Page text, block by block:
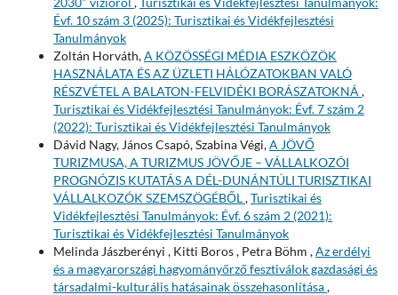
Évf. 10 szám 3 (2025): Turisztikai és Vidékfejlesztési
Tanulmányok
Zoltán Horváth,A KÖZÖSSÉGI MÉDIA ESZKÖZÖK
HASZNÁLATA ÉS AZ ÜZLETI HÁLÓZATOKBAN VALÓ
RÉSZVÉTEL A BALATON-FELVIDÉKI BORÁSZATOKNÁ ,
Turisztikai és Vidékfejlesztési Tanulmányok: Évf. 7 szám 2
(2022): Turisztikai és Vidékfejlesztési Tanulmányok
Dávid Nagy, János Csapó, Szabina Végi,A JÖVŐ
TURIZMUSA, A TURIZMUS JÖVŐJE – VÁLLALKOZÓI
PROGNÓZIS KUTATÁS A DÉL-DUNÁNTÚLI TURISZTIKAI
VÁLLALKOZÓK SZEMSZÖGÉBŐL,Turisztikai és
Vidékfejlesztési Tanulmányok: Évf. 6 szám 2 (2021):
Turisztikai és Vidékfejlesztési Tanulmányok
Melinda Jászberényi , Kitti Boros , Petra Böhm ,Az erdélyi
és a magyarországi hagyományőrző fesztiválok gazdasági és
társadalmi-kulturális hatásainak összehasonlítása,